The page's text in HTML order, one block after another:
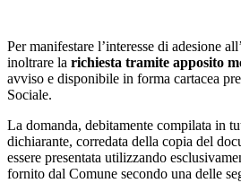
Per manifestare l’interesse di adesione
inoltrare la richiesta tramite apposito
avviso e disponibile in forma cartacea
Sociale.
La domanda, debitamente compilata in
dichiarante, corredata della copia del
essere presentata utilizzando
fornito dal Comune secondo una delle